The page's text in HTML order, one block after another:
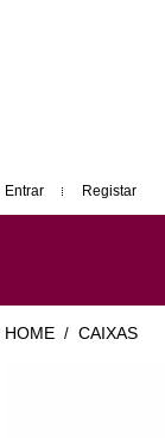
Entrar Registar
HOME / CAIXAS